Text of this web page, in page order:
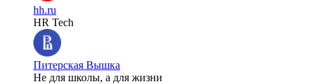
hh.ru
HR Tech
Питерская Вышка
Не для школы, а для жизни